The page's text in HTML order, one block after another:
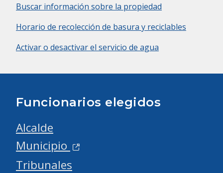
Buscar información sobre la propiedad
Horario de recolección de basura y reciclables
Activar o desactivar el servicio de agua
Funcionarios elegidos
Alcalde
Municipio
Tribunales